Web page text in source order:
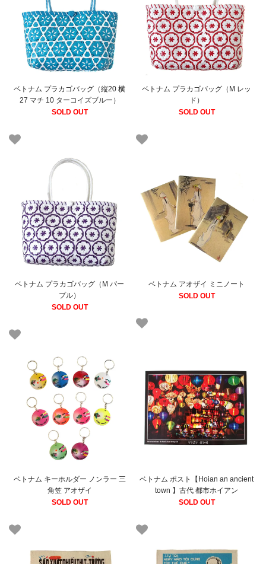
ベトナム プラカゴバッグ（縦20 横
27 マチ 10 ターコイズブルー）
SOLD OUT
ベトナム プラカゴバッグ（M レッ
ド）
SOLD OUT
ベトナム プラカゴバッグ（M パー
プル）
SOLD OUT
ベトナム アオザイ ミニノート
SOLD OUT
ベトナム キーホルダー ノンラー 三
角笠 アオザイ
SOLD OUT
ベトナム ポスト【Hoian an ancient
town 】古代 都市ホイアン
SOLD OUT